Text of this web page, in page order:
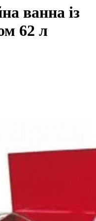
ванна із
62 л